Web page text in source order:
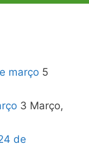
março 5
3 Março,
de